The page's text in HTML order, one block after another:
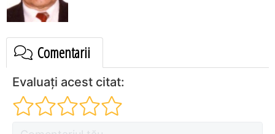
Comentarii
Evaluați acest citat: